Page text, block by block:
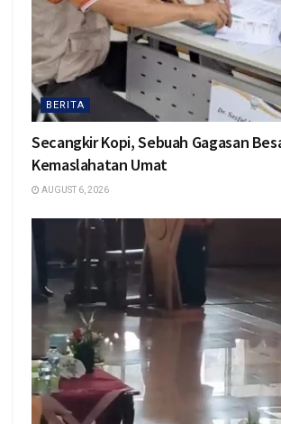
BERITA
Secangkir Kopi, Sebuah Gagasan
Kemaslahatan Umat
AUGUST 6, 2026